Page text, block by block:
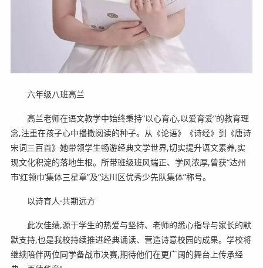
六年级八班高兰
高兰老师在语文教学中始终秉持“以心育心,以爱育爱”的教育理
念,注重在孩子心中播撒阅读的种子。从《论语》《诗经》到《唐诗
宋词三百首》她带领学生畅游经典文学世界,切实提升语文素养,实
现文化积淀的落地生根。所带班级班风端正、学风浓厚,曾获“达州
市‘红领巾’集体三星章”及“达川区优秀少先队集体”称号。
以诗育人·共期远方
此次佳绩,源于学生的热爱与坚持、老师的悉心指导与家长的默
默支持,也是我校持续推进经典诵读、营造诗意校园的成果。学校将
继续陪伴两位同学备战市决赛,期待他们在更广阔的舞台上传承经